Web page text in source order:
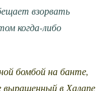
взорвать
когда-либо
бомбой на банте,
выращенный в Халапе